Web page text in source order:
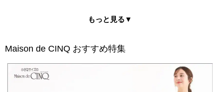
もっと見る▼
Maison de CINQ おすすめ特集